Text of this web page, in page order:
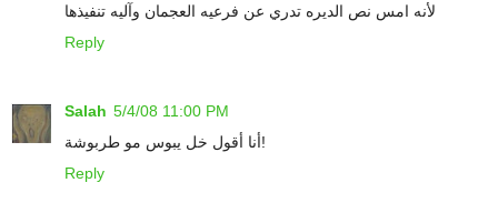
لأنه امس نص الديره تدري عن فرعيه العجمان وآليه تنفيذها
Reply
Salah 5/4/08 11:00 PM
أنا أقول خل يبوس مو طربوشة!
Reply